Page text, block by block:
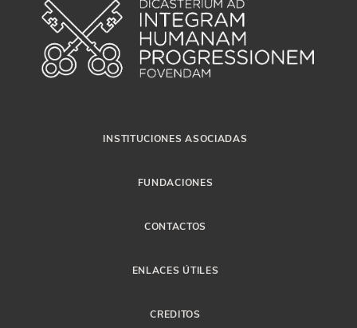
INSTITUCIONES ASOCIADAS
FUNDACIONES
CONTACTOS
ENLACES ÚTILES
CREDITOS